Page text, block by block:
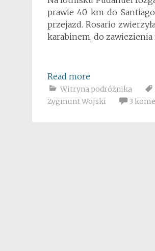
prawie 40 km do
przejazd. Rosario
karabinem, do zawiezienia
Read more
Witryna podróżnika
Zygmunt Wojski
3